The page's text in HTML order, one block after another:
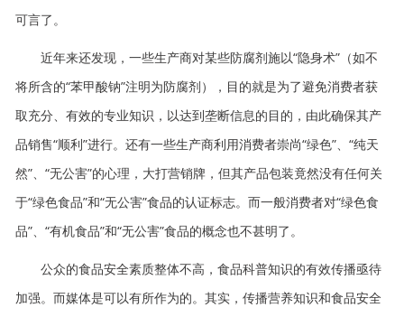
可言了。
近年来还发现，一些生产商对某些防腐剂施以“隐身术”（如不
将所含的“苯甲酸钠”注明为防腐剂），目的就是为了避免消费者获
取充分、有效的专业知识，以达到垄断信息的目的，由此确保其产
品销售“顺利”进行。还有一些生产商利用消费者崇尚“绿色”、“纯天
然”、“无公害”的心理，大打营销牌，但其产品包装竟然没有任何关
于“绿色食品”和“无公害”食品的认证标志。而一般消费者对“绿色食
品”、“有机食品”和“无公害”食品的概念也不甚明了。
公众的食品安全素质整体不高，食品科普知识的有效传播亟待
加强。而媒体是可以有所作为的。其实，传播营养知识和食品安全